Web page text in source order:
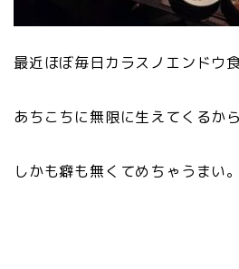
最近ほぼ毎日カラスノエンドウ
あちこちに無限に生えてくるか
しかも癖も無くてめちゃうまい。